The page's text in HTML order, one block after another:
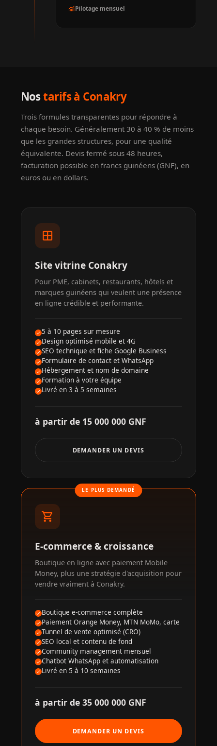
monitoringPilotage mensuel
Nostarifs à Conakry
Trois formules transparentes pour répondre à
chaque besoin. Généralement 30 à 40 % de moins
que les grandes structures, pour une qualité
équivalente. Devis fermé sous 48 heures,
facturation possible en francs guinéens (GNF), en
euros ou en dollars.
window
Site vitrine Conakry
Pour PME, cabinets, restaurants, hôtels et
marques guinéens qui veulent une présence
en ligne crédible et performante.
5 à 10 pages sur mesure
Design optimisé mobile et 4G
SEO technique et fiche Google Business
Formulaire de contact et WhatsApp
Hébergement et nom de domaine
Formation à votre équipe
Livré en 3 à 5 semaines
à partir de 15 000 000 GNF
DEMANDER UN DEVIS
LE PLUS DEMANDÉ
shopping_cart
E-commerce & croissance
Boutique en ligne avec paiement Mobile
Money, plus une stratégie d'acquisition pour
vendre vraiment à Conakry.
Boutique e-commerce complète
Paiement Orange Money, MTN MoMo, carte
Tunnel de vente optimisé (CRO)
SEO local et contenu de fond
Community management mensuel
Chatbot WhatsApp et automatisation
Livré en 5 à 10 semaines
à partir de 35 000 000 GNF
DEMANDER UN DEVIS